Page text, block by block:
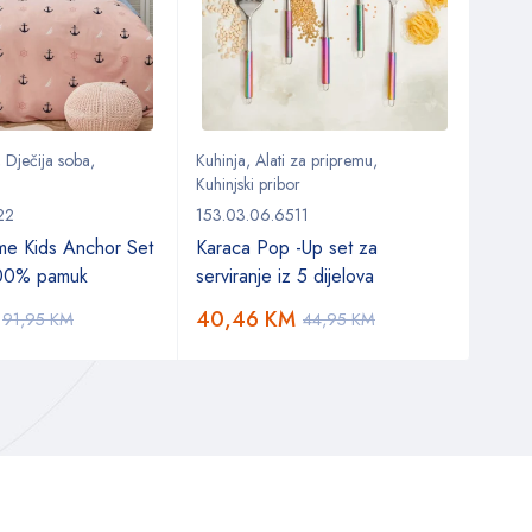
Dječija soba,
Kids Anchor Set
pamuk
91,95KM
Kuhinja, Alati za pripremu,
Kuhinjski pribor
153.03.06.6511
Karaca Pop -Up set za
serviranje iz 5 dijelova
44,95KM
40,46 KM